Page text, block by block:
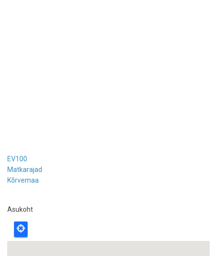
EV100
Matkarajad
Kõrvemaa
Asukoht